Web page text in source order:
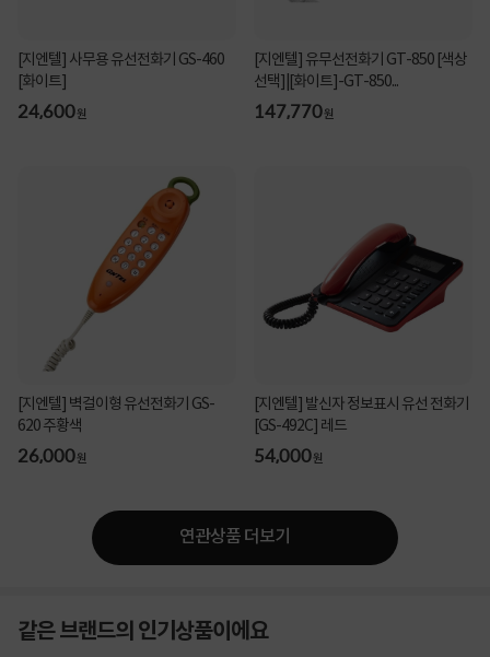
[지엔텔] 사무용 유선전화기 GS-460
[화이트]
24,600원
[지엔텔] 유무선전화기 GT-850 [색상
선택]|[화이트]-GT-850...
147,770원
[지엔텔] 벽걸이형 유선전화기 GS-
620 주황색
26,000원
[지엔텔] 발신자 정보표시 유선 전화기
[GS-492C] 레드
54,000원
연관상품 더보기
같은 브랜드의 인기상품이에요